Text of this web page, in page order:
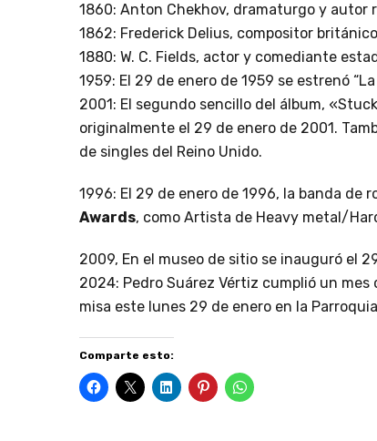
1860: Anton Chekhov, dramaturgo y autor
1862: Frederick Delius, compositor
1880: W. C. Fields, actor y comediante
1959: El 29 de enero de 1959 se estrenó
2001: El segundo sencillo del álbum,
originalmente el 29 de enero de 2001.
de singles del Reino Unido.
1996: El 29 de enero de 1996, la banda de
Awards, como Artista de Heavy metal/
2009, En el museo de sitio se inauguró el
2024: Pedro Suárez Vértiz cumplió un
misa este lunes 29 de enero en la
Comparte esto: